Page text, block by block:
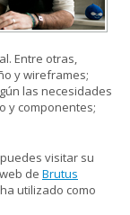
Entre otras,
y wireframes;
las necesidades
y componentes;
visitar su
de Brutus
utilizado como